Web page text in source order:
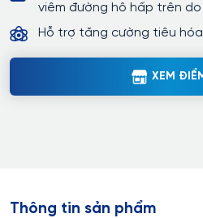
viêm đường hô hấp trên
Hỗ trợ tăng cường tiêu
XEM
Thông tin sản phẩm